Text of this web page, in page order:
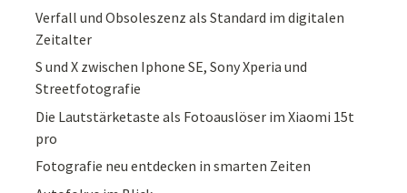
Verfall und Obsoleszenz als Standard im digitalen
Zeitalter
S und X zwischen Iphone SE, Sony Xperia und
Streetfotografie
Die Lautstärketaste als Fotoauslöser im Xiaomi 15t
pro
Fotografie neu entdecken in smarten Zeiten